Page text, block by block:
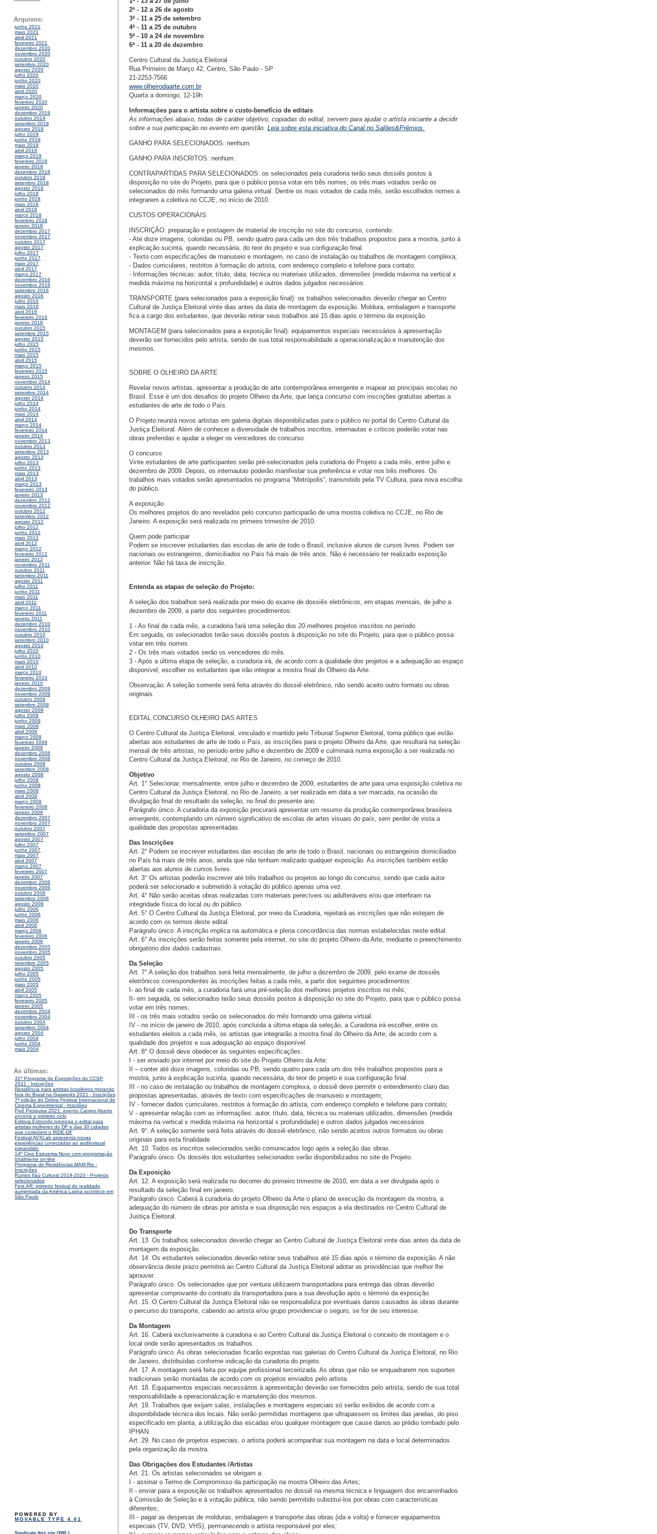
Arquivos:
junho 2021
maio 2021
abril 2021
fevereiro 2021
dezembro 2020
novembro 2020
outubro 2020
setembro 2020
agosto 2020
julho 2020
junho 2020
maio 2020
abril 2020
março 2020
fevereiro 2020
janeiro 2020
dezembro 2019
outubro 2019
setembro 2019
agosto 2019
julho 2019
junho 2019
maio 2019
abril 2019
março 2019
fevereiro 2019
janeiro 2019
dezembro 2018
outubro 2018
setembro 2018
agosto 2018
julho 2018
junho 2018
maio 2018
abril 2018
março 2018
fevereiro 2018
janeiro 2018
dezembro 2017
novembro 2017
outubro 2017
agosto 2017
julho 2017
junho 2017
maio 2017
abril 2017
março 2017
dezembro 2016
novembro 2016
setembro 2016
agosto 2016
julho 2016
maio 2016
abril 2016
fevereiro 2016
janeiro 2016
outubro 2015
setembro 2015
agosto 2015
julho 2015
junho 2015
maio 2015
abril 2015
março 2015
fevereiro 2015
janeiro 2015
novembro 2014
outubro 2014
setembro 2014
agosto 2014
julho 2014
junho 2014
maio 2014
abril 2014
março 2014
fevereiro 2014
janeiro 2014
novembro 2013
outubro 2013
setembro 2013
agosto 2013
julho 2013
junho 2013
maio 2013
abril 2013
março 2013
fevereiro 2013
janeiro 2013
dezembro 2012
novembro 2012
outubro 2012
setembro 2012
agosto 2012
julho 2012
junho 2012
maio 2012
abril 2012
março 2012
fevereiro 2012
janeiro 2012
novembro 2011
outubro 2011
setembro 2011
agosto 2011
julho 2011
junho 2011
maio 2011
abril 2011
março 2011
fevereiro 2011
janeiro 2011
dezembro 2010
novembro 2010
outubro 2010
setembro 2010
agosto 2010
julho 2010
junho 2010
maio 2010
abril 2010
março 2010
fevereiro 2010
janeiro 2010
dezembro 2009
novembro 2009
outubro 2009
setembro 2009
agosto 2009
julho 2009
junho 2009
maio 2009
abril 2009
março 2009
fevereiro 2009
janeiro 2009
dezembro 2008
novembro 2008
outubro 2008
setembro 2008
agosto 2008
julho 2008
junho 2008
maio 2008
abril 2008
março 2008
fevereiro 2008
janeiro 2008
dezembro 2007
novembro 2007
outubro 2007
setembro 2007
agosto 2007
julho 2007
junho 2007
maio 2007
abril 2007
março 2007
fevereiro 2007
janeiro 2007
dezembro 2006
novembro 2006
outubro 2006
setembro 2006
agosto 2006
julho 2006
junho 2006
maio 2006
abril 2006
março 2006
fevereiro 2006
janeiro 2006
dezembro 2005
novembro 2005
outubro 2005
setembro 2005
agosto 2005
julho 2005
junho 2005
maio 2005
abril 2005
março 2005
fevereiro 2005
janeiro 2005
dezembro 2004
novembro 2004
outubro 2004
setembro 2004
agosto 2004
julho 2004
junho 2004
maio 2004
As últimas:
31º Programa de Exposições do CCSP
2021 - Inscrições
Residência para artistas brasileiros morando
fora do Brasil na Gasworks 2021 - Inscrições
7ª edição do Dobra Festival Internacional de
Cinema Experimental - Inscriões
Pivô Pesquisa 2021: evento Campo Aberto
encerra o primeiro ciclo
Editora Estrondo prorroga o edital para
artistas mulheres do DF e das 30 cidades
que compõem o RIDE-DF
Festival AVXLab apresenta novas
experiências conectadas ao audiovisual
expandido
14º Cine Esquema Novo com programação
totalmente on-line
Programa de Residências MAM Rio -
Inscrições
Rumos Itaú Cultural 2019-2020 - Projetos
selecionados
Fest.AR: primeiro festival de realidade
aumentada da América Latina acontece em
São Paulo
POWERED BY
MOVABLE TYPE 4.01
2ª - 12 a 26 de agosto
3ª - 11 a 25 de setembro
4ª - 11 a 25 de outubro
5ª - 10 a 24 de novembro
6ª - 11 a 20 de dezembro
Centro Cultural da Justiça Eleitoral
Rua Primeiro de Março 42, Centro, São Paulo - SP
21-2253-7566
www.olheirodaarte.com.br
Quarta a domingo, 12-19h
Informações para o artista sobre o custo-benefício de editais
As informações abaixo, todas de caráter objetivo, copiadas do edital, servem para ajudar o artista iniciante a decidir
sobre a sua participação no evento em questão. Leia sobre esta iniciativa do Canal no Salões&Prêmios.
GANHO PARA SELECIONADOS: nenhum.
GANHO PARA INSCRITOS: nenhum.
CONTRAPARTIDAS PARA SELECIONADOS: os selecionados pela curadoria terão seus dossiês postos à
disposição no site do Projeto, para que o público possa votar em três nomes; os três mais votados serão os
selecionados do mês formando uma galeria virtual. Dentre os mais votados de cada mês, serão escolhidos nomes a
integrarem a coletiva no CCJE, no início de 2010.
CUSTOS OPERACIONAIS:
INSCRIÇÃO: preparação e postagem de material de inscrição no site do concurso, contendo:
- Até doze imagens, coloridas ou PB, sendo quatro para cada um dos três trabalhos propostos para a mostra, junto à
explicação sucinta, quando necessária, do teor do projeto e sua configuração final.
- Texto com especificações de manuseio e montagem, no caso de instalação ou trabalhos de montagem complexa;
- Dados curriculares, restritos à formação do artista, com endereço completo e telefone para contato;
- Informações técnicas: autor, título, data, técnica ou materiais utilizados, dimensões (medida máxima na vertical x
medida máxima na horizontal x profundidade) e outros dados julgados necessários.
TRANSPORTE (para selecionados para a exposição final): os trabalhos selecionados deverão chegar ao Centro
Cultural de Justiça Eleitoral vinte dias antes da data de montagem da exposição. Moldura, embalagem e transporte
fica a cargo dos estudantes, que deverão retirar seus trabalhos até 15 dias após o término da exposição.
MONTAGEM (para selecionados para a exposição final): equipamentos especiais necessários à apresentação
deverão ser fornecidos pelo artista, sendo de sua total responsabilidade a operacionalização e manutenção dos
mesmos.
SOBRE O OLHEIRO DA ARTE
Revelar novos artistas, apresentar a produção de arte contemporânea emergente e mapear as principais escolas no
Brasil. Esse é um dos desafios do projeto Olheiro da Arte, que lança concurso com inscrições gratuitas abertas a
estudantes de arte de todo o País.
O Projeto reunirá novos artistas em galeria digitais disponibilizadas para o público no portal do Centro Cultural da
Justiça Eleitoral. Além de conhecer a diversidade de trabalhos inscritos, internautas e críticos poderão votar nas
obras preferidas e ajudar a eleger os vencedores do concurso.
O concurso
Vinte estudantes de arte participantes serão pré-selecionados pela curadoria do Projeto a cada mês, entre julho e
dezembro de 2009. Depois, os internautas poderão manifestar sua preferência e votar nos três melhores. Os
trabalhos mais votados serão apresentados no programa “Metrópolis”, transmitido pela TV Cultura, para nova escolha
do público.
A exposição
Os melhores projetos do ano revelados pelo concurso participarão de uma mostra coletiva no CCJE, no Rio de
Janeiro. A exposição será realizada no primeiro trimestre de 2010.
Quem pode participar
Podem se inscrever estudantes das escolas de arte de todo o Brasil, inclusive alunos de cursos livres. Podem ser
nacionais ou estrangeiros, domiciliados no País há mais de três anos. Não é necessário ter realizado exposição
anterior. Não há taxa de inscrição.
Entenda as etapas de seleção do Projeto:
A seleção dos trabalhos será realizada por meio do exame de dossiês eletrônicos, em etapas mensais, de julho a
dezembro de 2009, a partir dos seguintes procedimentos:
1 - Ao final de cada mês, a curadoria fará uma seleção dos 20 melhores projetos inscritos no período.
Em seguida, os selecionados terão seus dossiês postos à disposição no site do Projeto, para que o público possa
votar em três nomes.
2 - Os três mais votados serão os vencedores do mês.
3 - Após a última etapa de seleção, a curadoria irá, de acordo com a qualidade dos projetos e a adequação ao espaço
disponível, escolher os estudantes que irão integrar a mostra final do Olheiro da Arte.
Observação: A seleção somente será feita através do dossiê eletrônico, não sendo aceito outro formato ou obras
originais.
EDITAL CONCURSO OLHEIRO DAS ARTES
O Centro Cultural da Justiça Eleitoral, vinculado e mantido pelo Tribunal Superior Eleitoral, torna público que estão
abertas aos estudantes de arte de todo o País, as inscrições para o projeto Olheiro da Arte, que resultará na seleção
mensal de três artistas, no período entre julho e dezembro de 2009 e culminará numa exposição a ser realizada no
Centro Cultural da Justiça Eleitoral, no Rio de Janeiro, no começo de 2010.
Objetivo
Art. 1° Selecionar, mensalmente, entre julho e dezembro de 2009, estudantes de arte para uma exposição coletiva no
Centro Cultural da Justiça Eleitoral, no Rio de Janeiro, a ser realizada em data a ser marcada, na ocasião da
divulgação final do resultado da seleção, no final do presente ano.
Parágrafo único. A curadoria da exposição procurará apresentar um resumo da produção contemporânea brasileira
emergente, contemplando um número significativo de escolas de artes visuais do país, sem perder de vista a
qualidade das propostas apresentadas.
Das Inscrições
Art. 2° Podem se inscrever estudantes das escolas de arte de todo o Brasil, nacionais ou estrangeiros domiciliados
no País há mais de três anos, ainda que não tenham realizado qualquer exposição. As inscrições também estão
abertas aos alunos de cursos livres.
Art. 3° Os artistas poderão inscrever até três trabalhos ou projetos ao longo do concurso, sendo que cada autor
poderá ser selecionado e submetido à votação do público apenas uma vez.
Art. 4° Não serão aceitas obras realizadas com materiais perecíveis ou adulteráveis e/ou que interfiram na
integridade física do local ou do público.
Art. 5° O Centro Cultural da Justiça Eleitoral, por meio da Curadoria, rejeitará as inscrições que não estejam de
acordo com os termos deste edital.
Parágrafo único: A inscrição implica na automática e plena concordância das normas estabelecidas neste edital.
Art. 6° As inscrições serão feitas somente pela internet, no site do projeto Olheiro da Arte, mediante o preenchimento
obrigatório dos dados cadastrais.
Da Seleção
Art. 7° A seleção dos trabalhos será feita mensalmente, de julho a dezembro de 2009, pelo exame de dossiês
eletrônicos correspondentes às inscrições feitas a cada mês, a partir dos seguintes procedimentos:
I- ao final de cada mês, a curadoria fará uma pré-seleção dos melhores projetos inscritos no mês;
II- em seguida, os selecionados terão seus dossiês postos à disposição no site do Projeto, para que o público possa
votar em três nomes;
III - os três mais votados serão os selecionados do mês formando uma galeria virtual.
IV - no início de janeiro de 2010, após concluída a última etapa da seleção, a Curadoria irá escolher, entre os
estudantes eleitos a cada mês, os artistas que integrarão a mostra final do Olheiro da Arte, de acordo com a
qualidade dos projetos e sua adequação ao espaço disponível.
Art. 8° O dossiê deve obedecer às seguintes especificações:
I - ser enviado por internet por meio do site do Projeto Olheiro da Arte;
II – conter até doze imagens, coloridas ou PB, sendo quatro para cada um dos três trabalhos propostos para a
mostra, junto à explicação sucinta, quando necessária, do teor do projeto e sua configuração final.
III - no caso de instalação ou trabalhos de montagem complexa, o dossiê deve permitir o entendimento claro das
propostas apresentadas, através de texto com especificações de manuseio e montagem;
IV - fornecer dados curriculares, restritos à formação do artista, com endereço completo e telefone para contato;
V - apresentar relação com as informações: autor, título, data, técnica ou materiais utilizados, dimensões (medida
máxima na vertical x medida máxima na horizontal x profundidade) e outros dados julgados necessários.
Art. 9°. A seleção somente será feita através do dossiê eletrônico, não sendo aceitos outros formatos ou obras
originais para esta finalidade.
Art. 10. Todos os inscritos selecionados serão comunicados logo após a seleção das obras.
Parágrafo único. Os dossiês dos estudantes selecionados serão disponibilizados no site do Projeto.
Da Exposição
Art. 12. A exposição será realizada no decorrer do primeiro trimestre de 2010, em data a ser divulgada após o
resultado da seleção final em janeiro.
Parágrafo único. Caberá à curadoria do projeto Olheiro da Arte o plano de execução da montagem da mostra, a
adequação do número de obras por artista e sua disposição nos espaços a ela destinados no Centro Cultural de
Justiça Eleitoral.
Do Transporte
Art. 13. Os trabalhos selecionados deverão chegar ao Centro Cultural de Justiça Eleitoral vinte dias antes da data de
montagem da exposição.
Art. 14. Os estudantes selecionados deverão retirar seus trabalhos até 15 dias após o término da exposição. A não
observância deste prazo permitirá ao Centro Cultural da Justiça Eleitoral adotar as providências que melhor lhe
aprouver.
Parágrafo único. Os selecionados que por ventura utilizarem transportadora para entrega das obras deverão
apresentar comprovante do contrato da transportadora para a sua devolução após o término da exposição.
Art. 15. O Centro Cultural da Justiça Eleitoral não se responsabiliza por eventuais danos causados às obras durante
o percurso do transporte, cabendo ao artista e/ou grupo providenciar o seguro, se for de seu interesse.
Da Montagem
Art. 16. Caberá exclusivamente à curadoria e ao Centro Cultural da Justiça Eleitoral o conceito de montagem e o
local onde serão apresentados os trabalhos.
Parágrafo único. As obras selecionadas ficarão expostas nas galerias do Centro Cultural da Justiça Eleitoral, no Rio
de Janeiro, distribuídas conforme indicação da curadoria do projeto.
Art. 17. A montagem será feita por equipe profissional terceirizada. As obras que não se enquadrarem nos suportes
tradicionais serão montadas de acordo com os projetos enviados pelo artista.
Art. 18. Equipamentos especiais necessários à apresentação deverão ser fornecidos pelo artista, sendo de sua total
responsabilidade a operacionalização e manutenção dos mesmos.
Art. 19. Trabalhos que exijam salas, instalações e montagens especiais só serão exibidos de acordo com a
disponibilidade técnica dos locais. Não serão permitidas montagens que ultrapassem os limites das janelas, do piso
especificado em planta, a utilização das escadas e/ou qualquer montagem que cause danos ao prédio tombado pelo
IPHAN.
Art. 29. No caso de projetos especiais, o artista poderá acompanhar sua montagem na data e local determinados
pela organização da mostra.
Das Obrigações dos Estudantes /Artistas
Art. 21. Os artistas selecionados se obrigam a:
I - assinar o Termo de Compromisso da participação na mostra Olheiro das Artes;
II - enviar para a exposição os trabalhos apresentados no dossiê na mesma técnica e linguagem dos encaminhados
à Comissão de Seleção e à votação pública, não sendo permitido substituí-los por obras com características
diferentes;
III - pagar as despesas de molduras, embalagem e transporte das obras (ida e volta) e fornecer equipamentos
especiais (TV, DVD, VHS), permanecendo o artista responsável por eles;